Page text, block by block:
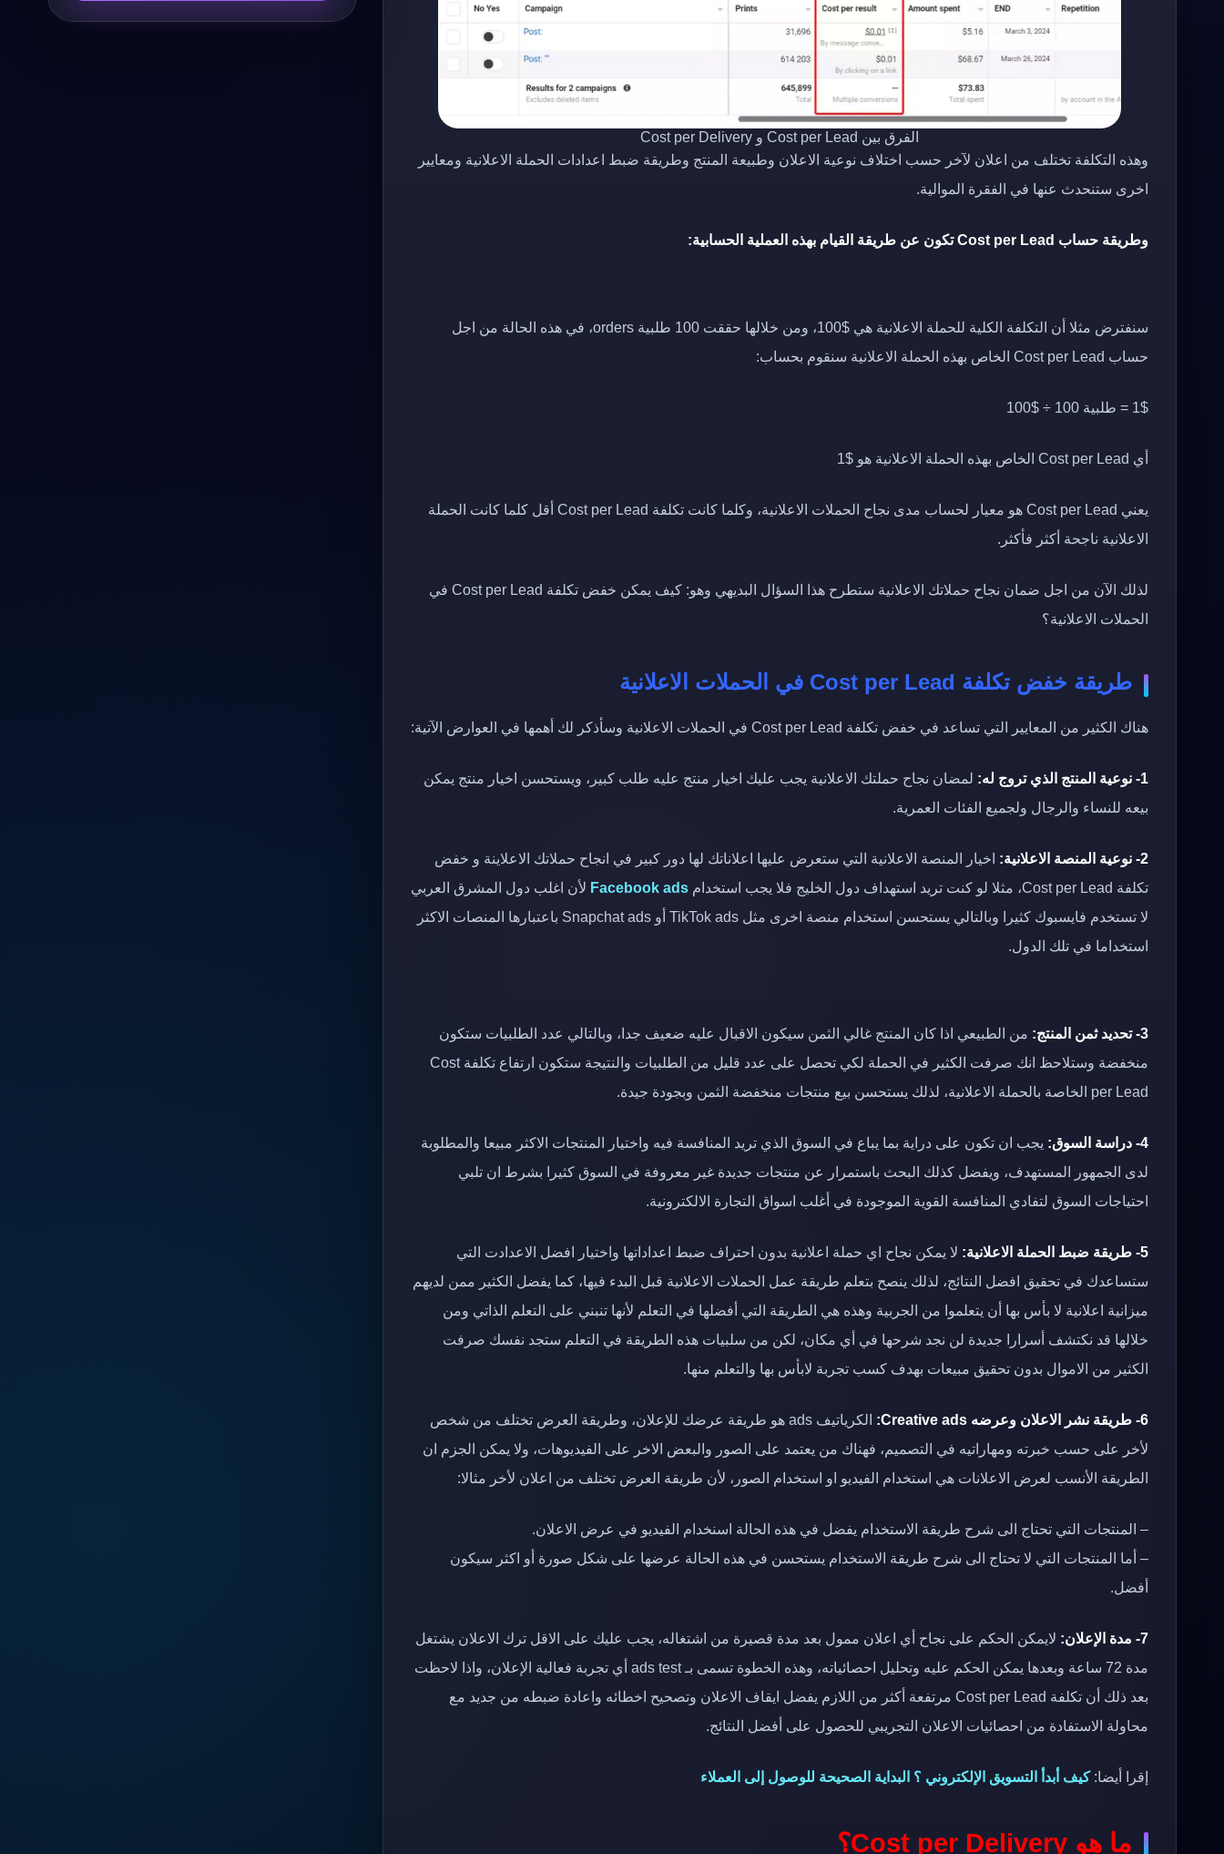
الفرق بين Cost per Lead و Cost per Delivery
وهذه التكلفة تختلف من اعلان لآخر حسب اختلاف نوعية الاعلان وطبيعة المنتج وطريقة ضبط اعدادات الحملة الاعلانية ومعايير
اخرى ستنحدث عنها في الفقرة الموالية.
وطريقة حساب Cost per Lead تكون عن طريقة القيام بهذه العملية الحسابية:
سنفترض مثلا أن التكلفة الكلية للحملة الاعلانية هي $100، ومن خلالها حققت 100 طلبية orders، في هذه الحالة من اجل
حساب Cost per Lead الخاص بهذه الحملة الاعلانية سنقوم بحساب:
1$ = طلبية 100 ÷ $100
أي Cost per Lead الخاص بهذه الحملة الاعلانية هو $1
يعني Cost per Lead هو معيار لحساب مدى نجاح الحملات الاعلانية، وكلما كانت تكلفة Cost per Lead أقل كلما كانت الحملة
الاعلانية ناجحة أكثر فأكثر.
لذلك الآن من اجل ضمان نجاح حملاتك الاعلانية ستطرح هذا السؤال البديهي وهو: كيف يمكن خفض تكلفة Cost per Lead في
الحملات الاعلانية؟
طريقة خفض تكلفة Cost per Lead في الحملات الاعلانية
هناك الكثير من المعايير التي تساعد في خفض تكلفة Cost per Lead في الحملات الاعلانية وسأذكر لك أهمها في العوارض الآتية:
1- نوعية المنتج الذي تروج له:
لمضان نجاح حملتك الاعلانية يجب عليك اخيار منتج عليه طلب كبير، ويستحسن اخيار منتج يمكن
بيعه للنساء والرجال ولجميع الفئات العمرية.
2- نوعية المنصة الاعلانية:
اخيار المنصة الاعلانية التي ستعرض عليها اعلاناتك لها دور كبير في انجاح حملاتك الاعلاينة و خفض
تكلفة Cost per Lead، مثلا لو كنت تريد استهداف دول الخليج فلا يجب استخدام
Facebook ads لأن اغلب دول المشرق العربي
لا تستخدم فايسبوك كثيرا وبالتالي يستحسن استخدام منصة اخرى مثل TikTok ads أو Snapchat ads باعتبارها المنصات الاكثر
استخداما في تلك الدول.
3- تحديد ثمن المنتج:
من الطبيعي اذا كان المنتج غالي الثمن سيكون الاقبال عليه ضعيف جدا، وبالتالي عدد الطلبيات ستكون
منخفضة وستلاحظ انك صرفت الكثير في الحملة لكي تحصل على عدد قليل من الطلبيات والنتيجة ستكون ارتفاع تكلفة Cost
per Lead الخاصة بالحملة الاعلانية، لذلك يستحسن بيع منتجات منخفضة الثمن وبجودة جيدة.
4- دراسة السوق:
يجب ان تكون على دراية بما يباع في السوق الذي تريد المنافسة فيه واختيار المنتجات الاكثر مبيعا والمطلوبة
لدى الجمهور المستهدف، ويفضل كذلك البحث باستمرار عن منتجات جديدة غير معروفة في السوق كثيرا بشرط ان تلبي
احتياجات السوق لتفادي المنافسة القوية الموجودة في أغلب اسواق التجارة الالكترونية.
5- طريقة ضبط الحملة الاعلانية:
لا يمكن نجاح اي حملة اعلانية بدون احتراف ضبط اعداداتها واختيار افضل الاعدادت التي
ستساعدك في تحقيق افضل النتائج، لذلك ينصح بتعلم طريقة عمل الحملات الاعلانية قبل البدء فيها، كما يفضل الكثير ممن لديهم
ميزانية اعلانية لا بأس بها أن يتعلموا من الجربية وهذه هي الطريقة التي أفضلها في التعلم لأنها تنبني على التعلم الذاتي ومن
خلالها قد نكتشف أسرارا جديدة لن نجد شرحها في أي مكان، لكن من سلبيات هذه الطريقة في التعلم ستجد نفسك صرفت
الكثير من الاموال بدون تحقيق مبيعات بهدف كسب تجربة لابأس بها والتعلم منها.
6- طريقة نشر الاعلان وعرضه Creative ads:
الكرياتيف ads هو طريقة عرضك للإعلان، وطريقة العرض تختلف من شخص
لأخر على حسب خبرته ومهاراتيه في التصميم، فهناك من يعتمد على الصور والبعض الاخر على الفيديوهات، ولا يمكن الجزم ان
الطريقة الأنسب لعرض الاعلانات هي استخدام الفيديو او استخدام الصور، لأن طريقة العرض تختلف من اعلان لأخر مثالا:
– المنتجات التي تحتاج الى شرح طريقة الاستخدام يفضل في هذه الحالة اسنخدام الفيديو في عرض الاعلان.
– أما المنتجات التي لا تحتاج الى شرح طريقة الاستخدام يستحسن في هذه الحالة عرضها على شكل صورة أو اكثر سيكون
أفضل.
7- مدة الإعلان:
لايمكن الحكم على نجاح أي اعلان ممول بعد مدة قصيرة من اشتغاله، يجب عليك على الاقل ترك الاعلان يشتغل
مدة 72 ساعة وبعدها يمكن الحكم عليه وتحليل احصائياته، وهذه الخطوة تسمى بـ ads test أي تجربة فعالية الإعلان، واذا لاحظت
بعد ذلك أن تكلفة Cost per Lead مرتفعة أكثر من اللازم يفضل ايقاف الاعلان وتصحيح اخطائه واعادة ضبطه من جديد مع
محاولة الاستفادة من احصائيات الاعلان التجريبي للحصول على أفضل النتائج.
إقرا أيضا:كيف أبدأ التسويق الإلكتروني ؟ البداية الصحيحة للوصول إلى العملاء
ما هو Cost per Delivery؟